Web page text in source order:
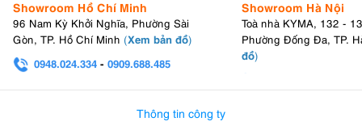
Showroom Hồ Chí Minh
96 Nam Kỳ Khởi Nghĩa, Phường Sài
Gòn, TP. Hồ Chí Minh (Xem bản đồ)
0948.024.334 - 0909.688.485
Showroom Hà Nội
Toà nhà KYMA, 132 -
Phường Đống Đa, TP.
đồ)
Thông tin công ty